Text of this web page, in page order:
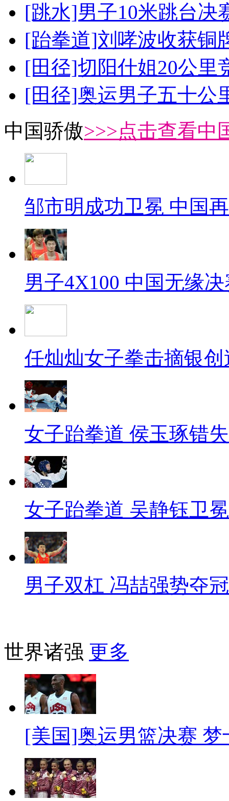
[跳水]男子10米跳台决
[跆拳道]刘哮波收获铜
[田径]切阳什姐20公里
[田径]奥运男子五十公
中国骄傲>>>点击查看中
邹市明成功卫冕 中国
男子4X100 中国无缘
任灿灿女子拳击摘银
女子跆拳道 侯玉琢错
女子跆拳道 吴静钰卫冕
男子双杠 冯喆强势夺冠
世界诸强 更多
[美国]奥运男篮决赛